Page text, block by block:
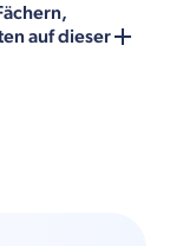
auf dieser